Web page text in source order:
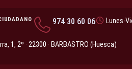
974 30 60 06 Lunes-
1, 2º · 22300 · BARBASTRO (Huesca)